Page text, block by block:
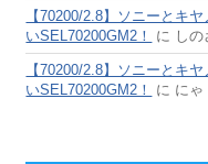
【70200/2.8】ソニーとキ
いSEL70200GM2！
に しの
【70200/2.8】ソニーとキ
いSEL70200GM2！
に にゃ